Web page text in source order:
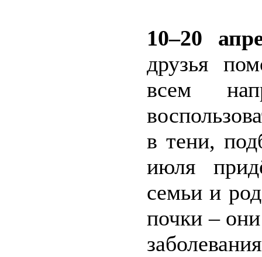
10–20
друзья
всем
в тени,
июля
семьи и
почки –